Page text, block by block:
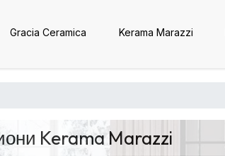
Gracia Ceramica Kerama Marazzi
Kerama Marazzi